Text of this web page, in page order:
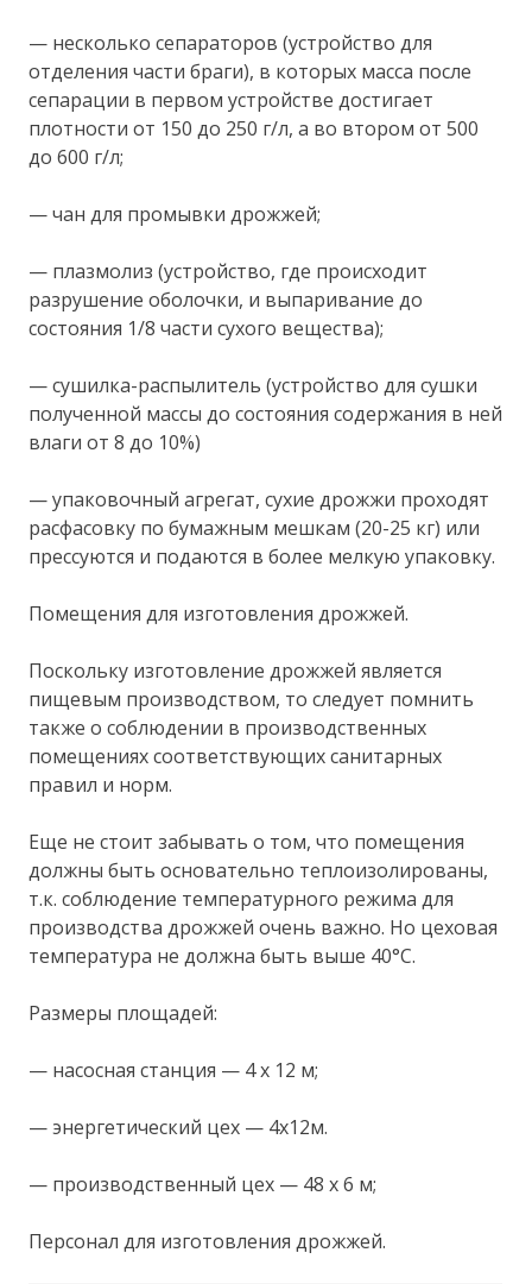
— несколько сепараторов (устройство для
отделения части браги), в которых масса после
сепарации в первом устройстве достигает
плотности от 150 до 250 г/л, а во втором от 500
до 600 г/л;
— чан для промывки дрожжей;
— плазмолиз (устройство, где происходит
разрушение оболочки, и выпаривание до
состояния 1/8 части сухого вещества);
— сушилка-распылитель (устройство для сушки
полученной массы до состояния содержания в ней
влаги от 8 до 10%)
— упаковочный агрегат, сухие дрожжи проходят
расфасовку по бумажным мешкам (20-25 кг) или
прессуются и подаются в более мелкую упаковку.
Помещения для изготовления дрожжей.
Поскольку изготовление дрожжей является
пищевым производством, то следует помнить
также о соблюдении в производственных
помещениях соответствующих санитарных
правил и норм.
Еще не стоит забывать о том, что помещения
должны быть основательно теплоизолированы,
т.к. соблюдение температурного режима для
производства дрожжей очень важно. Но цеховая
температура не должна быть выше 40°С.
Размеры площадей:
— насосная станция — 4 х 12 м;
— энергетический цех — 4х12м.
— производственный цех — 48 х 6 м;
Персонал для изготовления дрожжей.